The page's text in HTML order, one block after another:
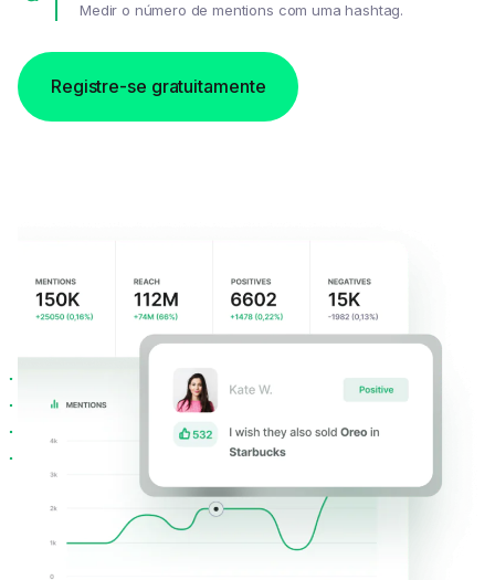
Medir o número de mentions com uma hashtag.
Registre-se gratuitamente